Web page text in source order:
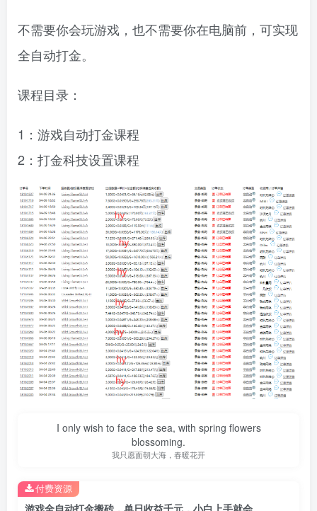
不需要你会玩游戏，也不需要你在电脑前，可实现
全自动打金。
课程目录：
1：游戏自动打金课程
2：打金科技设置课程
I only wish to face the sea, with spring flowers
blossoming.
我只愿面朝大海，春暖花开
游戏全自动打金搬砖，单日收益千元，小白上手就会
付费资源